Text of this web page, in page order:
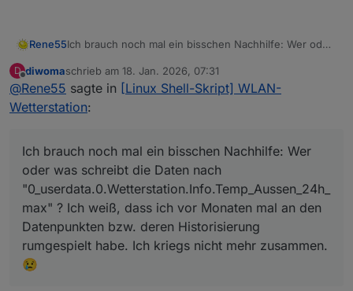
Rene55Ich brauch noch mal ein bisschen Nachhilfe: Wer oder
"0_userdata.0.Wetterstation.Info.Temp_Aussen_24h_m
ax" ? Ich weiß, dass ich vor Monaten mal an den
Datenpunkten bzw. deren Historisierung rumgespielt
D
Offline
diwomaschrieb am 18. Jan. 2026, 07:31
zuletzt editiert von
@Rene55 sagte in [Linux Shell-Skript] WLAN-
Wetterstation:
Ich brauch noch mal ein bisschen Nachhilfe: Wer
oder was schreibt die Daten nach
"0_userdata.0.Wetterstation.Info.Temp_Aussen_24h_
max" ? Ich weiß, dass ich vor Monaten mal an den
Datenpunkten bzw. deren Historisierung
rumgespielt habe. Ich kriegs nicht mehr zusammen.
😢